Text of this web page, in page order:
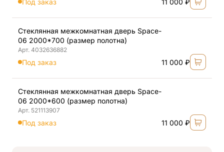
Стеклянная межкомнатная дверь Space-
06 2000*700 (размер полотна)
Арт. 4032636882
Под заказ 11 000 ₽
Стеклянная межкомнатная дверь Space-
06 2000*600 (размер полотна)
Арт. 521113907
Под заказ 11 000 ₽